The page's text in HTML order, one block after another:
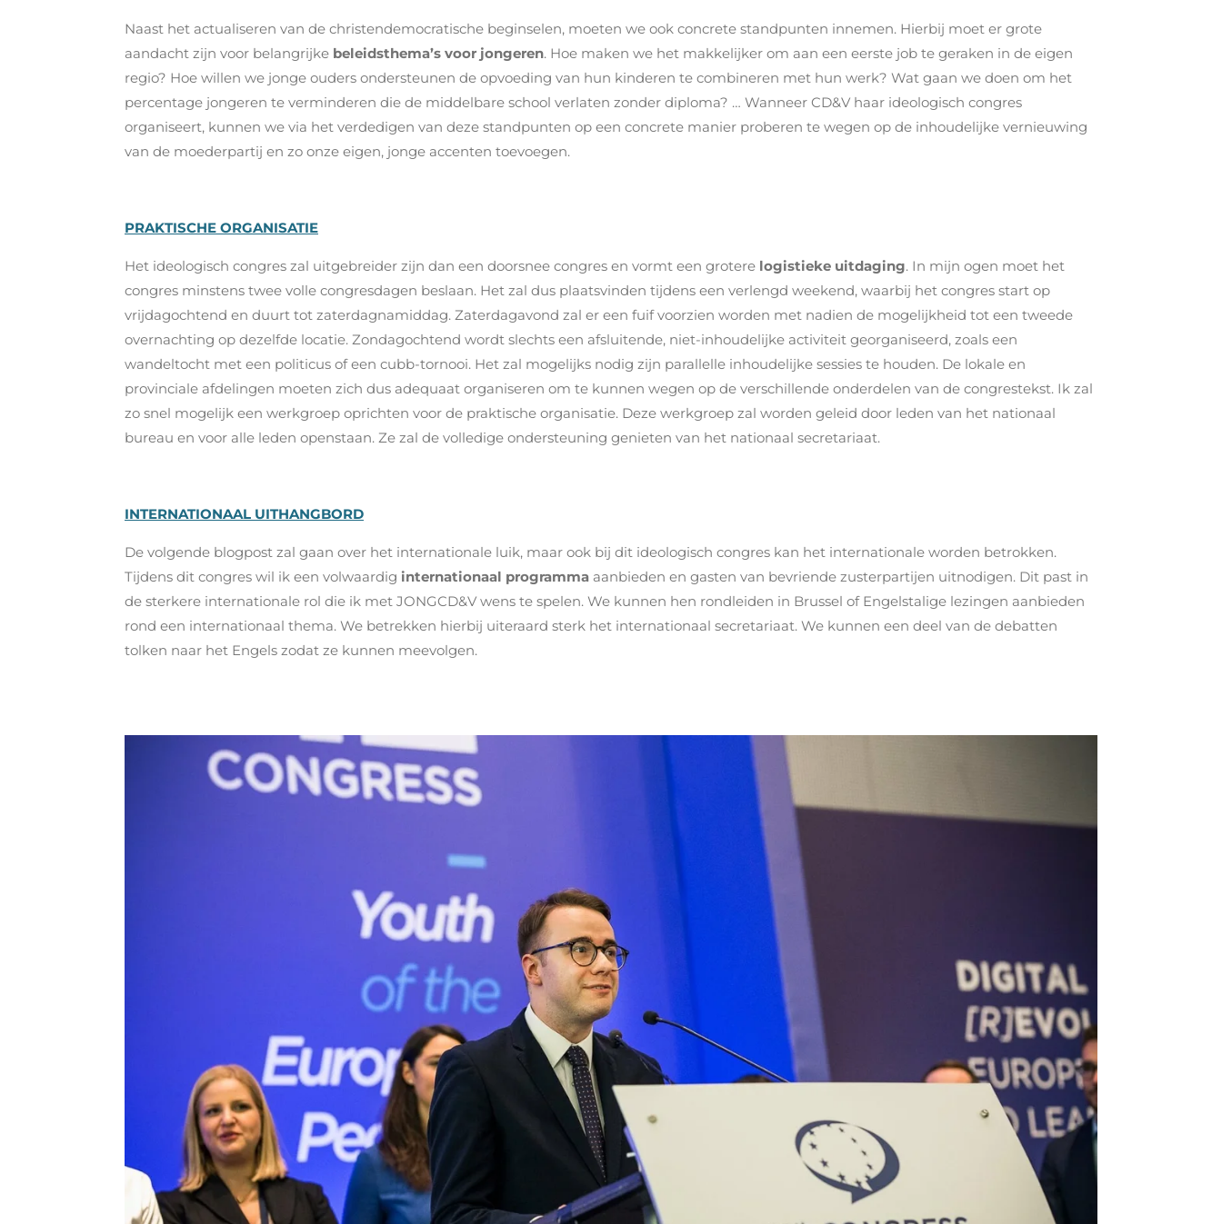
Naast het actualiseren van de christendemocratische beginselen, moeten we ook concrete standpunten innemen. Hierbij moet er grote
aandacht zijn voor belangrijke beleidsthema’s voor jongeren. Hoe maken we het makkelijker om aan een eerste job te geraken in de eigen
regio? Hoe willen we jonge ouders ondersteunen de opvoeding van hun kinderen te combineren met hun werk? Wat gaan we doen om het
percentage jongeren te verminderen die de middelbare school verlaten zonder diploma? … Wanneer CD&V haar ideologisch congres
organiseert, kunnen we via het verdedigen van deze standpunten op een concrete manier proberen te wegen op de inhoudelijke vernieuwing
van de moederpartij en zo onze eigen, jonge accenten toevoegen.
PRAKTISCHE ORGANISATIE
Het ideologisch congres zal uitgebreider zijn dan een doorsnee congres en vormt een grotere logistieke uitdaging. In mijn ogen moet het
congres minstens twee volle congresdagen beslaan. Het zal dus plaatsvinden tijdens een verlengd weekend, waarbij het congres start op
vrijdagochtend en duurt tot zaterdagnamiddag. Zaterdagavond zal er een fuif voorzien worden met nadien de mogelijkheid tot een tweede
overnachting op dezelfde locatie. Zondagochtend wordt slechts een afsluitende, niet-inhoudelijke activiteit georganiseerd, zoals een
wandeltocht met een politicus of een cubb-tornooi. Het zal mogelijks nodig zijn parallelle inhoudelijke sessies te houden. De lokale en
provinciale afdelingen moeten zich dus adequaat organiseren om te kunnen wegen op de verschillende onderdelen van de congrestekst. Ik zal
zo snel mogelijk een werkgroep oprichten voor de praktische organisatie. Deze werkgroep zal worden geleid door leden van het nationaal
bureau en voor alle leden openstaan. Ze zal de volledige ondersteuning genieten van het nationaal secretariaat.
INTERNATIONAAL UITHANGBORD
De volgende blogpost zal gaan over het internationale luik, maar ook bij dit ideologisch congres kan het internationale worden betrokken.
Tijdens dit congres wil ik een volwaardig internationaal programma aanbieden en gasten van bevriende zusterpartijen uitnodigen. Dit past in
de sterkere internationale rol die ik met JONGCD&V wens te spelen. We kunnen hen rondleiden in Brussel of Engelstalige lezingen aanbieden
rond een internationaal thema. We betrekken hierbij uiteraard sterk het internationaal secretariaat. We kunnen een deel van de debatten
tolken naar het Engels zodat ze kunnen meevolgen.